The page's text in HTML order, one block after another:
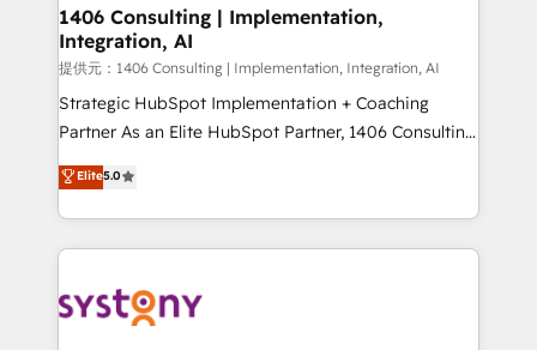
inbound and loop marketing, content, and digital
creativity. Our multicultural team works in Spanish,
Portuguese, and English to design scalable strategies
that drive measurable growth. 🌎 Highlights: • 10+
years as a HubSpot partner. • 2023 Impact Awards:
Year LATAM 2022, 2023, 2024, 2025. • Partner of the
Year 2024. • Organizer of Aliados.ai (AI, marketing &
you grow faster, smarter, and with impact.
1406 Consulting | Implementation,
Integration, AI
提供元：1406 Consulting | Implementation, Integration, AI
Strategic HubSpot Implementation + Coaching
Partner As an Elite HubSpot Partner, 1406 Consulting
helps mid-market revenue teams transform how
they sell, market, and serve. We don't just build your
HubSpot—we teach your team to own it, then stay
to help you keep winning. What We Do ⚙️ CRM
Data & Content 📈 Sales & Marketing Alignment +
Elite5.0